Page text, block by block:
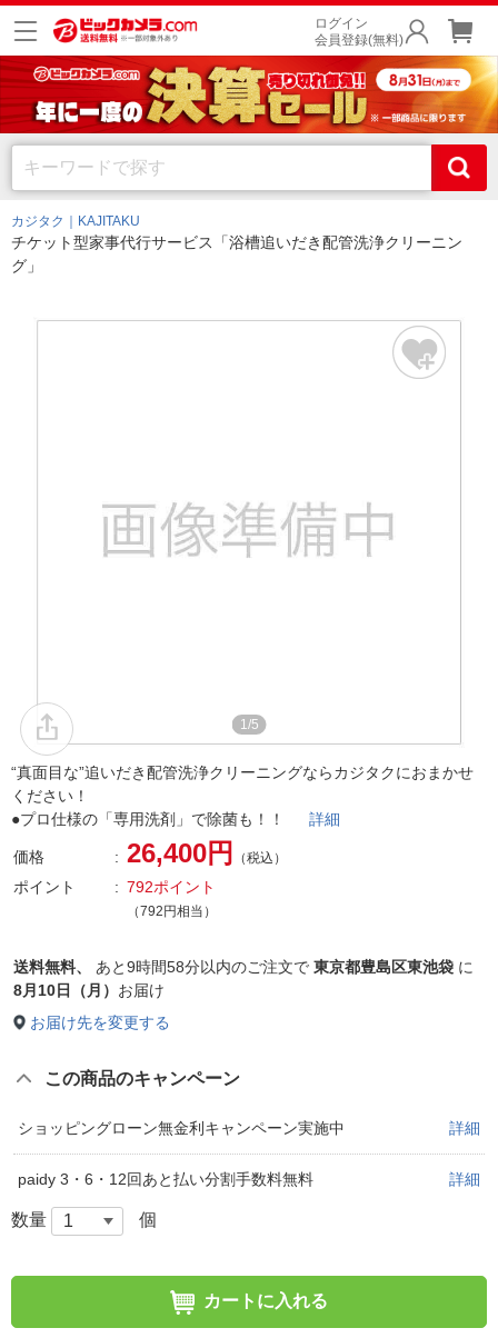
ログイン
会員登録(無料)
カジタク｜KAJITAKU
チケット型家事代行サービス「浴槽追いだき配管洗浄クリーニン
グ」
1/5
“真面目な”追いだき配管洗浄クリーニングならカジタクにおまかせ
ください！
●プロ仕様の「専用洗剤」で除菌も！！ 詳細
価格 26,400円 （税込）
ポイント 792ポイント
（792円相当）
送料無料、 あと9時間58分以内のご注文で 東京都豊島区東池袋 に
8月10日（月） お届け
お届け先を変更する
この商品のキャンペーン
ショッピングローン無金利キャンペーン実施中 詳細
paidy 3・6・12回あと払い分割手数料無料 詳細
数量 個
カートに入れる